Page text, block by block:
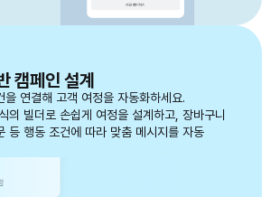
캠페인 설계
을 연결해 고객 여정을 자동화하세요.
의 빌더로 손쉽게 여정을 설계하고, 장바구니
등 행동 조건에 따라 맞춤 메시지를 자동